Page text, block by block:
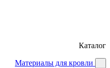
Каталог
Материалы для кровли